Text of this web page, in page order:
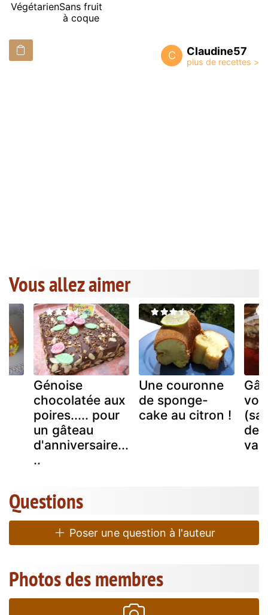
VégétarienSans fruit
à coque
C Claudine57
Vous allez aimer
Génoise
chocolatée aux
poires..... pour
un gâteau
d'anniversaire...
..
Une couronne
de sponge-
cake au citron !
de
Questions
Poser une question à l'auteur
Photos des membres